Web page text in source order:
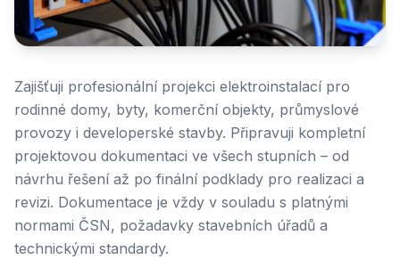
Zajišťuji profesionální projekci elektroinstalací pro
rodinné domy, byty, komerční objekty, průmyslové
provozy i developerské stavby. Připravuji kompletní
projektovou dokumentaci ve všech stupních – od
návrhu řešení až po finální podklady pro realizaci a
revizi. Dokumentace je vždy v souladu s platnými
normami ČSN, požadavky stavebních úřadů a
technickými standardy.